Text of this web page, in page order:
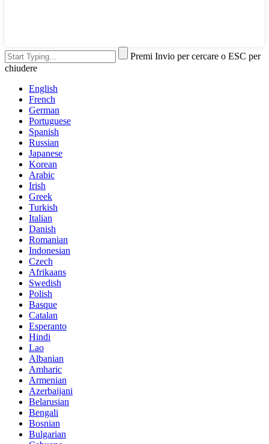
Premi Invio per cercare o ESC per
chiudere
English
French
German
Portuguese
Spanish
Russian
Japanese
Korean
Arabic
Irish
Greek
Turkish
Italian
Danish
Romanian
Indonesian
Czech
Afrikaans
Swedish
Polish
Basque
Catalan
Esperanto
Hindi
Lao
Albanian
Amharic
Armenian
Azerbaijani
Belarusian
Bengali
Bosnian
Bulgarian